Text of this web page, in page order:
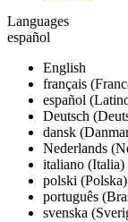
Languages
español
English
français
español
Deutsch
dansk
Nederlands
italiano (Italia)
polski (Polska)
português
svenska